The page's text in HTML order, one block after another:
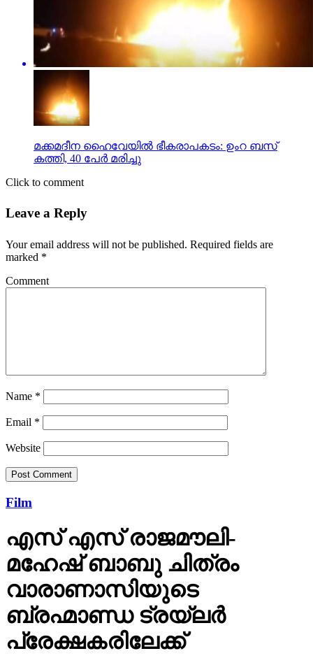
മക്കമദീന ഹൈവേയില്‍ ഭീകരാപകടം: ഉംറ ബസ്
കത്തി, 40 പേര്‍ മരിച്ചു
Click to comment
Leave a Reply
Your email address will not be published. Required fields are
marked *
Comment
Name *
Email *
Website
Film
എസ് എസ് രാജമൗലി-
മഹേഷ് ബാബു ചിത്രം
വാരാണാസിയുടെ
ബ്രഹ്മാണ്ഡ ട്രയ്ലർ
പ്രേക്ഷകരിലേക്ക്